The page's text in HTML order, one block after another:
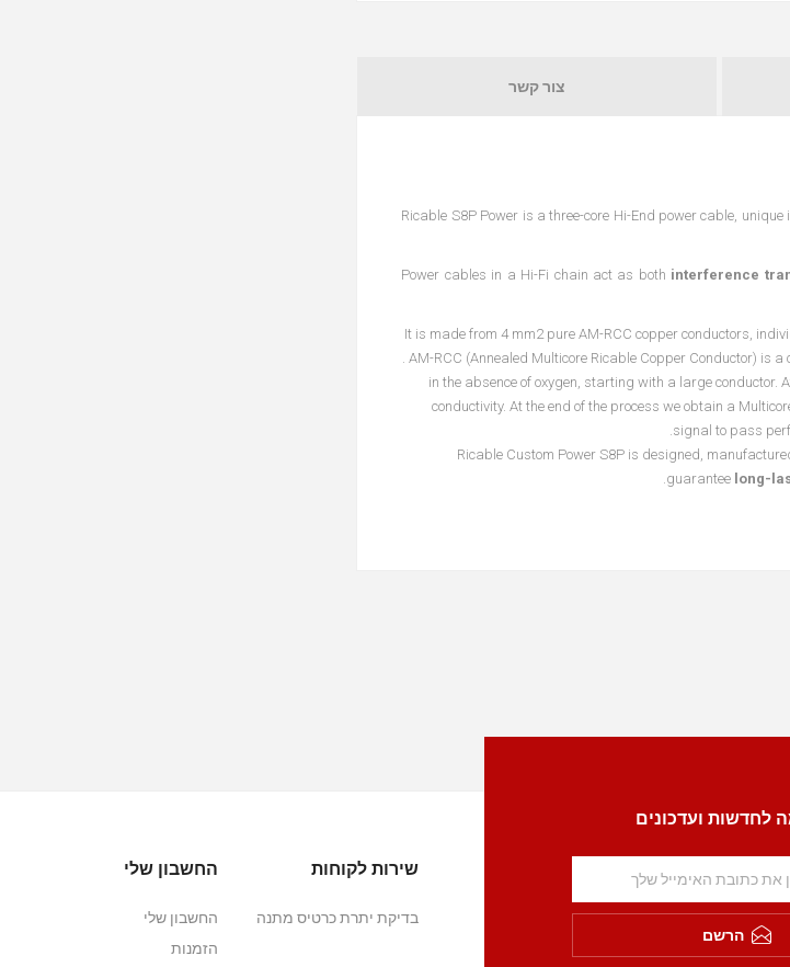
צור קשר
Ricable S8P Power is a three-core Hi-End power cable,
Power cables in a Hi-Fi chain act as both interference
It is made from 4 mm2 pure AM-RCC copper conductors,
. AM-RCC (Annealed Multicore Ricable Copper Conductor)
in the absence of oxygen, starting with a large
conductivity. At the end of the process we obtain a
signal to pass
Ricable Custom Power S8P is designed,
guarantee long-
לחדשות ועדכונים
הרשם
שירות לקוחות
בדיקת יתרת כרטיס מתנה
החשבון שלי
החשבון שלי
הזמנות